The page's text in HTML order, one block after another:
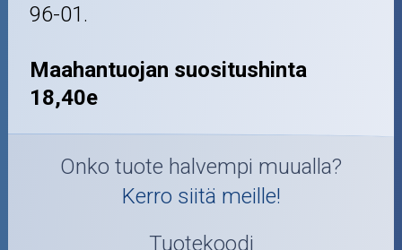
96-01.
Maahantuojan suositushinta
18,40e
Onko tuote halvempi muualla?
Kerro siitä meille!
Tuotekoodi